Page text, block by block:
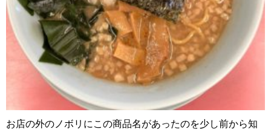
お店の外のノボリにこの商品名があったのを少し前から知